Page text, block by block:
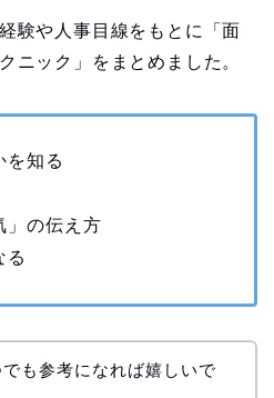
験や人事目線をもとに「面
ニック」をまとめました。
を知る
」の伝え方
る
も参考になれば嬉しいで